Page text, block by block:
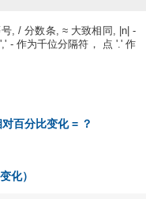
, / 分数条, ≈ 大致相同, |n| -
- 作为千位分隔符， 点 '.' 作
百分比变化 = ？
化）